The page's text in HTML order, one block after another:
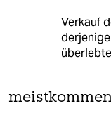
Verkauf